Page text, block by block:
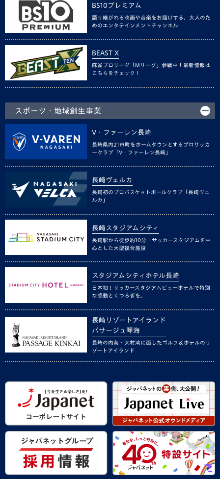
BS10プレミアム
語り継がれる映画や音楽をお届けする、大人のた
めのエンタテインメントチャンネル
BEAST X
麻雀プロリーグ「Mリーグ」参戦中！最新情報は
こちらをチェック！
スポーツ・地域創生事業
V・ファーレン長崎
長崎県内21市町をホームタウンとするプロサッカ
ークラブ「V・ファーレン長崎」
長崎ヴェルカ
長崎初のプロバスケットボールクラブ「長崎ヴェ
ルカ」
長崎スタジアムシティ
長崎駅から徒歩約10分！サッカースタジアムを中
心とした大型複合施設
スタジアムシティホテル長崎
日本初！サッカースタジアムビューホテルで特別
な感動とくつろぎを。
長崎リゾートアイランド
パサージュ琴海
長崎の内海・大村湾に面したゴルフ＆ホテルのリ
ゾートアイランド